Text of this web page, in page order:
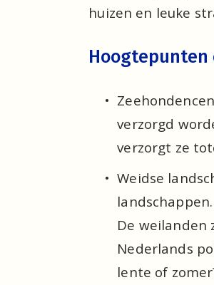
huizen en leuke
Hoogtepunten
verzorgd
verzorgt ze
Weidse
De weilanden
Nederlands
lente of